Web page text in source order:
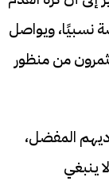
نسبيًا، ويواصل
من منظور
المفضل،
ينبغي